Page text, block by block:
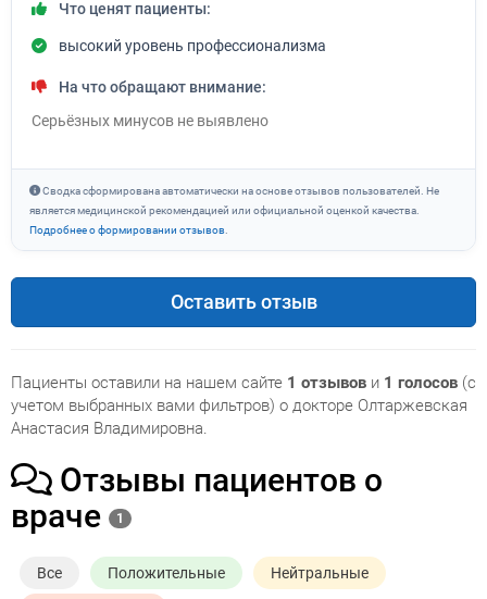
Что ценят пациенты:
высокий уровень профессионализма
На что обращают внимание:
Серьёзных минусов не выявлено
Сводка сформирована автоматически на основе отзывов пользователей. Не
является медицинской рекомендацией или официальной оценкой качества.
Подробнее о формировании отзывов
Оставить отзыв
Пациенты оставили на нашем сайте 1 отзывов и 1 голосов (с
учетом выбранных вами фильтров) о докторе Олтаржевская
Анастасия Владимировна.
Отзывы пациентов о
враче
1
Все Положительные Нейтральные